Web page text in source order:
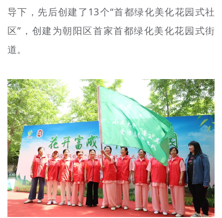
导下，先后创建了13个“首都绿化美化花园式社
区”，创建为朝阳区首家首都绿化美化花园式街
道。